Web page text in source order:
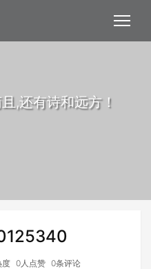
,还有诗和远方！
度 0人点赞 0条评论